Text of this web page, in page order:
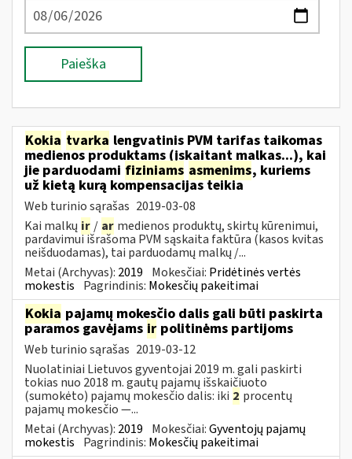
Paieška
Kokia tvarka lengvatinis PVM tarifas taikomas
medienos produktams (įskaitant malkas...), kai
jie parduodami fiziniams asmenims, kuriems
už kietą kurą kompensacijas teikia
Web turinio sąrašas 2019-03-08
Kai malkų ir / ar medienos produktų, skirtų kūrenimui,
pardavimui išrašoma PVM sąskaita faktūra (kasos kvitas
neišduodamas), tai parduodamų malkų /...
Metai (Archyvas): 2019 Mokesčiai: Pridėtinės vertės
mokestis Pagrindinis: Mokesčių pakeitimai
Kokia pajamų mokesčio dalis gali būti paskirta
paramos gavėjams ir politinėms partijoms
Web turinio sąrašas 2019-03-12
Nuolatiniai Lietuvos gyventojai 2019 m. gali paskirti
tokias nuo 2018 m. gautų pajamų išskaičiuoto
(sumokėto) pajamų mokesčio dalis: iki 2 procentų
pajamų mokesčio —...
Metai (Archyvas): 2019 Mokesčiai:Gyventojų pajamų
mokestis Pagrindinis: Mokesčių pakeitimai